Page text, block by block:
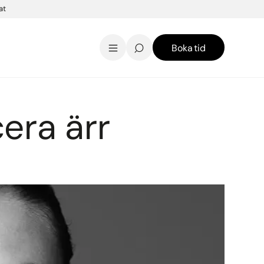
KontaktEnglish
Boka tid
ärr